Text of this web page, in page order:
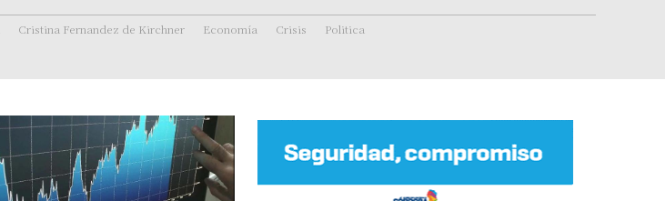
Cristina Fernandez de Kirchner Economía Crisis Politica